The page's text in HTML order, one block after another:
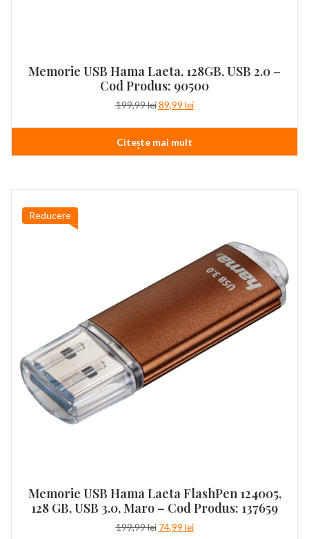
Memorie USB Hama Laeta, 128GB, USB 2.0 –
Cod Produs: 90500
199,99lei Prețul
a
fost:
199,99 lei.
89,99 leiPrețul
este:
Citește mai mult
Reducere
Memorie USB Hama Laeta FlashPen 124005,
128 GB, USB 3.0, Maro – Cod Produs: 137659
199,99lei Prețul
74,99 leiPrețul